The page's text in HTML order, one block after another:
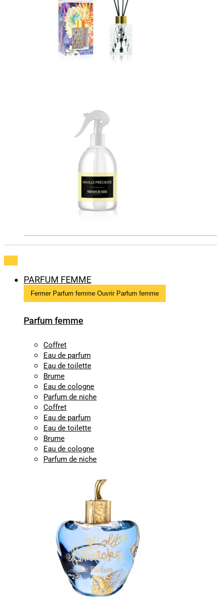
PARFUM FEMME
Fermer Parfum femme Ouvrir Parfum femme
Parfum femme
Coffret
Eau de parfum
Eau de toilette
Brume
Eau de cologne
Parfum de niche
Coffret
Eau de parfum
Eau de toilette
Brume
Eau de cologne
Parfum de niche